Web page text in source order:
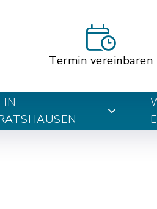
Termin vereinbaren
IN